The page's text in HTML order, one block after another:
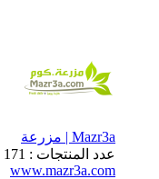
Mazr3a | مزرعة
عدد المنتجات : 171
www.mazr3a.com